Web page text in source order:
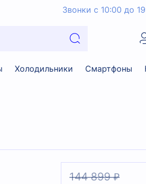
Звонки с 10:00 до
Холодильники Смартфоны
144 899 ₽